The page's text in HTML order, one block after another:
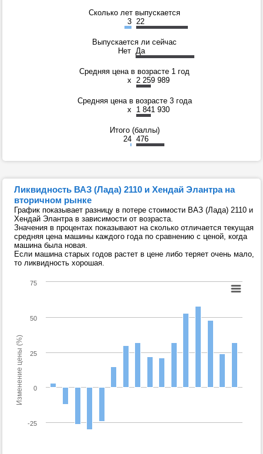
Сколько лет выпускается
3 22
Выпускается ли сейчас
Нет Да
Средняя цена в возрасте 1 год
x
2 259 989
Средняя цена в возрасте 3 года
x
1 841 930
Итого (баллы)
24 476
Ликвидность ВАЗ (Лада) 2110 и Хендай Элантра на
вторичном рынке
График показывает разницу в потере стоимости ВАЗ (Лада) 2110 и
Хендай Элантра в зависимости от возраста.
Значения в процентах показывают на сколько отличается текущая
средняя цена машины каждого года по сравнению с ценой, когда
машина была новая.
Если машина старых годов растет в цене либо теряет очень мало,
то ликвидность хорошая.
Изменение цены (%) 0
-25
25
50
75